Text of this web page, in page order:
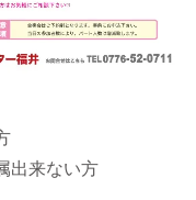
出来ない方